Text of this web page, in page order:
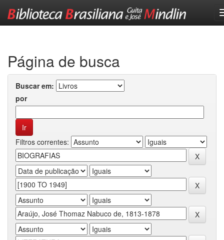
Página de busca
Buscar em:
por
Filtros correntes: